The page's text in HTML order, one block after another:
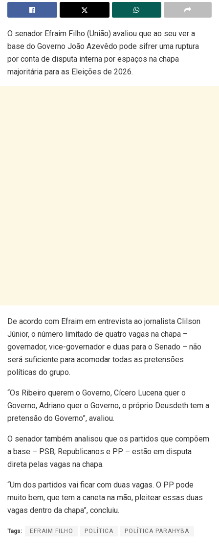
O senador Efraim Filho (União) avaliou que ao seu ver a
base do Governo João Azevêdo pode sifrer uma ruptura
por conta de disputa interna por espaços na chapa
majoritária para as Eleições de 2026.
De acordo com Efraim em entrevista ao jornalista Clilson
Júnior, o número limitado de quatro vagas na chapa –
governador, vice-governador e duas para o Senado – não
será suficiente para acomodar todas as pretensões
políticas do grupo.
“Os Ribeiro querem o Governo, Cícero Lucena quer o
Governo, Adriano quer o Governo, o próprio Deusdeth tem a
pretensão do Governo”, avaliou.
O senador também analisou que os partidos que compõem
a base – PSB, Republicanos e PP – estão em disputa
direta pelas vagas na chapa.
“Um dos partidos vai ficar com duas vagas. O PP pode
muito bem, que tem a caneta na mão, pleitear essas duas
vagas dentro da chapa”, concluiu.
Tags: EFRAIM FILHO POLÍTICA POLÍTICA PARAHYBA